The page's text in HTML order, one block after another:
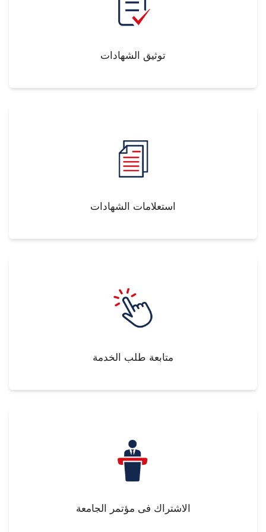
توثيق الشهادات
استعلامات الشهادات
متابعة طلب الخدمة
الاشتراك فى مؤتمر الجامعة